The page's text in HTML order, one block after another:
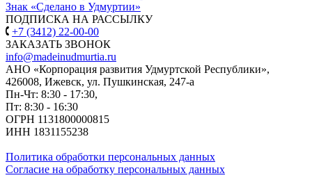
Знак «Сделано в Удмуртии»
ПОДПИСКА НА РАССЫЛКУ
+7 (3412) 22-00-00
ЗАКАЗАТЬ ЗВОНОК
info@madeinudmurtia.ru
АНО «Корпорация развития Удмуртской Республики»,
426008, Ижевск, ул. Пушкинская, 247-а
Пн-Чт: 8:30 - 17:30,
Пт: 8:30 - 16:30
ОГРН 1131800000815
ИНН 1831155238
Политика обработки персональных данных
Согласие на обработку персональных данных